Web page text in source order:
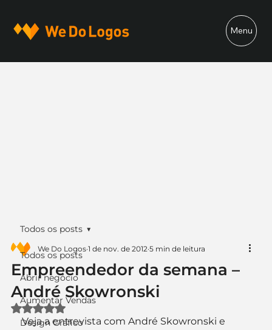
Menu
Todos os posts
Abrir negócio
Aumentar Vendas
Design Gráfico
Todos os posts
Empreendedor da semana –
André Skowronski
We Do Logos 1 de nov. de 2012 5 min de leitura
Avaliado com NaN de 5 estrelas.
Veja a entrevista com André Skowronski e